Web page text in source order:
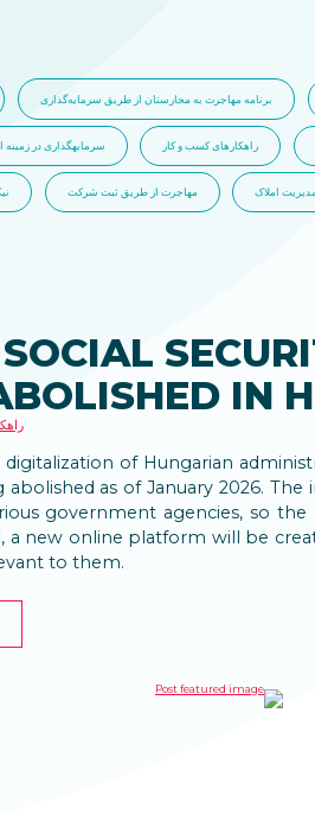
برنامه مهاجرت به مجارستان از طریق سرمایه‌گذاری
راهکارهای کسب و کار سرمایهگذاری در زمینه
مدیریت املاک مهاجرت از طریق ثبت شرکت
IN
of Hungarian
as of January 2026.
government agencies, so
a new online platform will be
to them.